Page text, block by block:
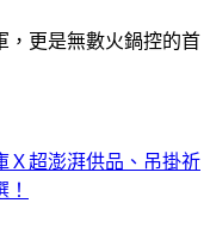
，更是無數火鍋控的首
Ｘ超澎湃供品、吊掛祈